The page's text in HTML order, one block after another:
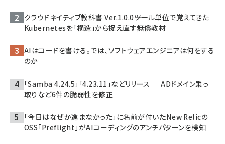
クラウドネイティブ教科書 Ver.1.0.0――ツール単位で覚えてきた
Kubernetesを「構造」から捉え直す無償教材
AIはコードを書ける。では、ソフトウェアエンジニアは何をする
のか
「Samba 4.24.5」「4.23.11」などリリース ─ ADドメイン乗っ
取りなど6件の脆弱性を修正
「今日はなぜか進まなかった」に名前が付いた――New Relicの
OSS「Preflight」がAIコーディングのアンチパターンを検知